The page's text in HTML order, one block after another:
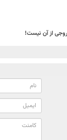
از آن نیست!